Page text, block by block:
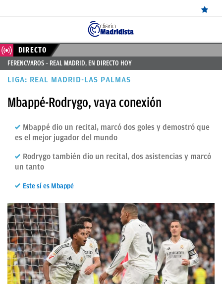
ÚLTIMAS
NOTICIAS
MADRID
BALONCESTO
CANTERA
FICHAJES
PAPARAZZI
OKDIARIO
DIRECTO
FERENCVAROS – REAL MADRID, EN DIRECTO HOY
LIGA: REAL MADRID-LAS PALMAS
Mbappé-Rodrygo, vaya conexión
Mbappé dio un recital, marcó dos goles y demostró que
es el mejor jugador del mundo
Rodrygo también dio un recital, dos asistencias y marcó
un tanto
Este sí es Mbappé